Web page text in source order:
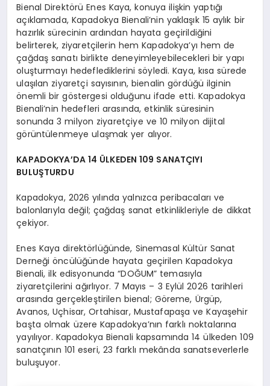
Bienal Direktörü Enes Kaya, konuya ilişkin yaptığı
açıklamada, Kapadokya Bienali’nin yaklaşık 15 aylık bir
hazırlık sürecinin ardından hayata geçirildiğini
belirterek, ziyaretçilerin hem Kapadokya’yı hem de
çağdaş sanatı birlikte deneyimleyebilecekleri bir yapı
oluşturmayı hedeflediklerini söyledi. Kaya, kısa sürede
ulaşılan ziyaretçi sayısının, bienalin gördüğü ilginin
önemli bir göstergesi olduğunu ifade etti. Kapadokya
Bienali’nin hedefleri arasında, etkinlik süresinin
sonunda 3 milyon ziyaretçiye ve 10 milyon dijital
görüntülenmeye ulaşmak yer alıyor.
KAPADOKYA’DA 14 ÜLKEDEN 109 SANATÇIYI
BULUŞTURDU
Kapadokya, 2026 yılında yalnızca peribacaları ve
balonlarıyla değil; çağdaş sanat etkinlikleriyle de dikkat
çekiyor.
Enes Kaya direktörlüğünde, Sinemasal Kültür Sanat
Derneği öncülüğünde hayata geçirilen Kapadokya
Bienali, ilk edisyonunda “DOĞUM” temasıyla
ziyaretçilerini ağırlıyor. 7 Mayıs – 3 Eylül 2026 tarihleri
arasında gerçekleştirilen bienal; Göreme, Ürgüp,
Avanos, Uçhisar, Ortahisar, Mustafapaşa ve Kayaşehir
başta olmak üzere Kapadokya’nın farklı noktalarına
yayılıyor. Kapadokya Bienali kapsamında 14 ülkeden 109
sanatçının 101 eseri, 23 farklı mekânda sanatseverlerle
buluşuyor.